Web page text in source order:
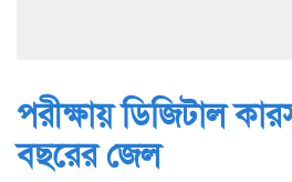
পরীক্ষায় ডিজিটাল
বছরের জেল